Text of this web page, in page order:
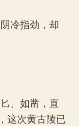
冷指劲，却
、如凿，直
这次黄古陵已